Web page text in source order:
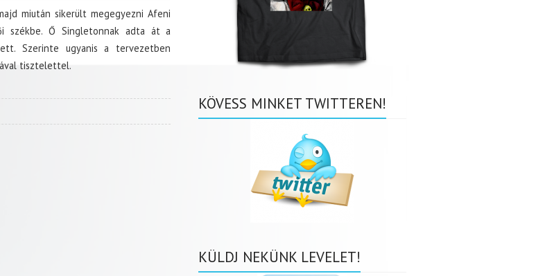
miután sikerült megegyezni Afeni
Ő Singletonnak adta át a
Szerinte ugyanis a tervezetben
tisztelettel.
KÖVESS MINKET TWITTEREN!
KÜLDJ NEKÜNK LEVELET!